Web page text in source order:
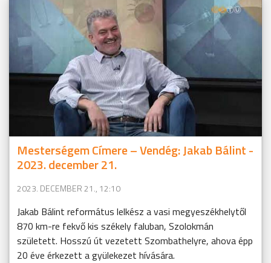
Mesterségem Címere – Vendég: Jakab Bálint -
2023. december 21.
2023. DECEMBER 21., 12:10
Jakab Bálint református lelkész a vasi megyeszékhelytől
870 km-re fekvő kis székely faluban, Szolokmán
született. Hosszú út vezetett Szombathelyre, ahova épp
20 éve érkezett a gyülekezet hívására.